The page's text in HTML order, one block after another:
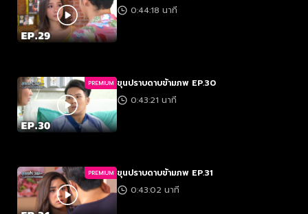
0:44:18 นาที
PREMIUM ขุนปราบดาบข้ามภพ EP.30
0:43:21 นาที
PREMIUM ขุนปราบดาบข้ามภพ EP.31
0:43:02 นาที